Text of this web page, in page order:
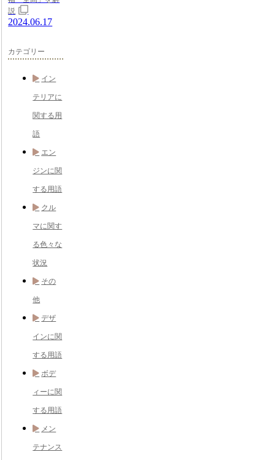
説
2024.06.17
カテゴリー
イン
テリアに
関する用
語
エン
ジンに関
する用語
クル
マに関す
る色々な
状況
その
他
デザ
インに関
する用語
ボデ
ィーに関
する用語
メン
テナンス